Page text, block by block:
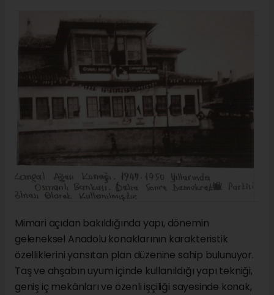
Mimari açıdan bakıldığında yapı, dönemin
geleneksel Anadolu konaklarının karakteristik
özelliklerini yansıtan plan düzenine sahip bulunuyor.
Taş ve ahşabın uyum içinde kullanıldığı yapı tekniği,
geniş iç mekânları ve özenli işçiliği sayesinde konak,